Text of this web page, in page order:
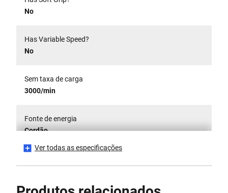
No
Has Variable Speed?
No
Sem taxa de carga
3000/min
Fonte de energia
Cordão
Ver todas as especificações